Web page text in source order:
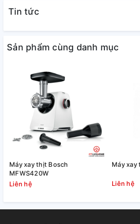
4mm hoặc 8mm, tùy chỉnh theo ý
Máy xay thịt Bosch MFW3520W hỗ trợ
Đầu lắp làm nạp xưởng
Kích thước khay đựng thịt
Tin tức
Sản phẩm cùng danh mục
Máy xay thịt Bosch
MFWS420W
Liên hệ
Máy xay
Liên hệ